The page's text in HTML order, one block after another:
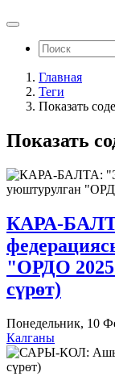
Главная
Теги
Показать
Показать
КАРА-
"ОРДО
сүрөт)
Понедельник, 10
Калганы